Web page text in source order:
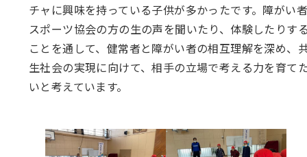
チャに興味を持っている子供が多かったです。障がい者
スポーツ協会の方の生の声を聞いたり、体験したりす
ことを通して、健常者と障がい者の相互理解を深め、
生社会の実現に向けて、相手の立場で考える力を育て
いと考えています。